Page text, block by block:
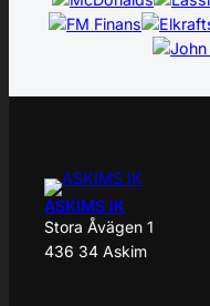
ASKIMS IK
Stora Åvägen 1
436 34 Askim